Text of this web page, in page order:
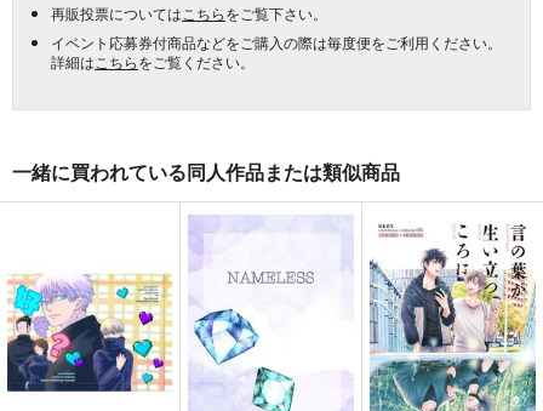
再販投票については こちらをご覧下さい。
イベント応募券付商品などをご購入の際は毎度便をご利用ください。
詳細は こちらをご覧ください。
一緒に買われている同人作品または類似商品